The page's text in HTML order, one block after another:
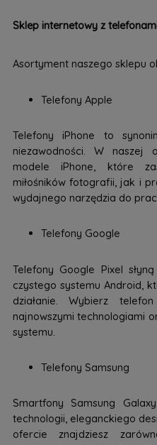
Sklep internetowy z
Asortyment naszego sklepu
Telefony Apple
Telefony iPhone to
niezawodności. W naszej
modele iPhone, które
miłośników fotografii, jak i
wydajnego narzędzia do
Telefony Google
Telefony Google Pixel
czystego systemu Android,
działanie. Wybierz
najnowszymi technologiami
systemu.
Telefony Samsung
Smartfony Samsung
technologii, eleganckiego
ofercie znajdziesz